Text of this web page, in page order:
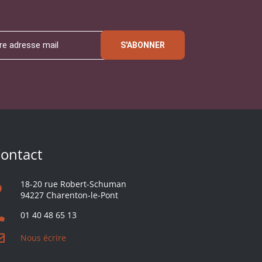
S'ABONNER
18-20 rue Robert-Schuman
94227 Charenton-le-Pont
01 40 48 65 13
Nous écrire